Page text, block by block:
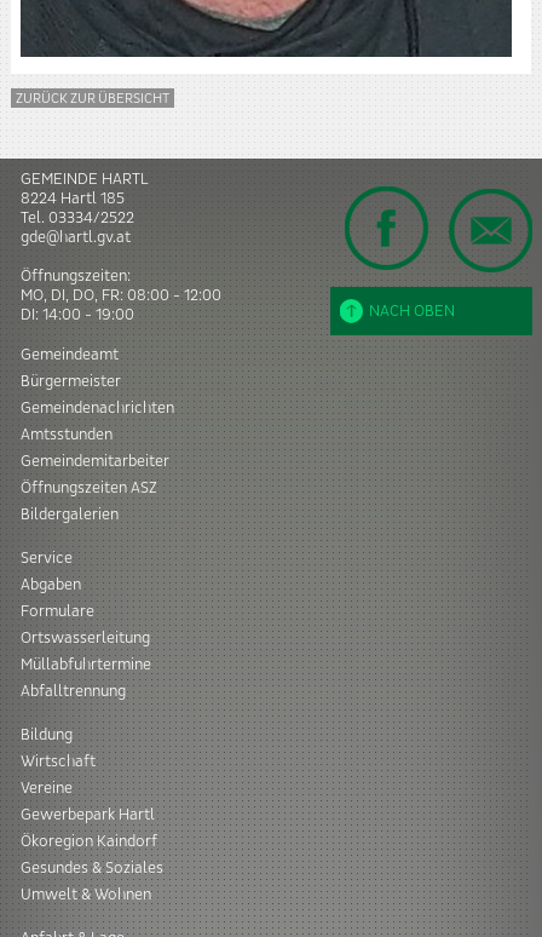
ZURÜCK ZUR ÜBERSICHT
NACH OBEN
GEMEINDE HARTL
8224 Hartl185
Tel. 03334/2522
gde@hartl.gv.at
Öffnungszeiten:
MO, DI, DO, FR: 08:00 - 12:00
DI: 14:00 - 19:00
Gemeindeamt
Bürgermeister
Gemeindenachrichten
Amtsstunden
Gemeindemitarbeiter
Öffnungszeiten ASZ
Bildergalerien
Service
Abgaben
Formulare
Ortswasserleitung
Müllabfuhrtermine
Abfalltrennung
Bildung
Wirtschaft
Vereine
Gewerbepark Hartl
Ökoregion Kaindorf
Gesundes & Soziales
Umwelt & Wohnen